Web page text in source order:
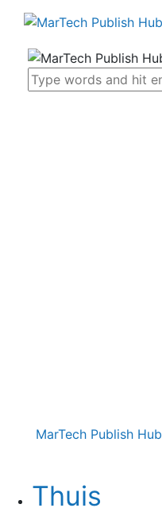
MarTech Publish Hub
Thuis